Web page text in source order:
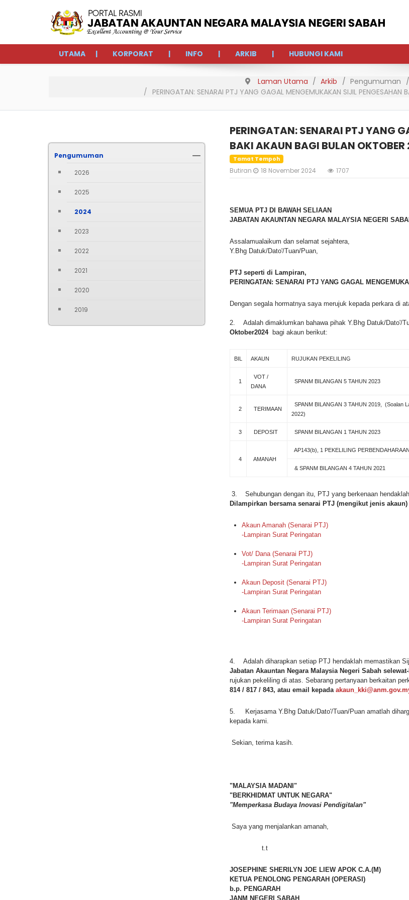
UTAMA KORPORAT INFO ARKIB HUBUNGI KAMI
Laman Utama Arkib Pengumuman
PERINGATAN: SENARAI PTJ YANG GAGAL MENGEMUKAKAN SIJIL
Pengumuman
2026
2025
2024
2023
2022
2021
2020
2019
PERINGATAN: SENARAI PTJ YANG
BAKI AKAUN BAGI BULAN
Tamat Tempoh
Butiran 18 November 2024 1707
SEMUA PTJ DI BAWAH SELIAAN
JABATAN AKAUNTAN NEGARA MALAYSIA NEGERI
Assalamualaikum dan selamat sejahtera,
Y.Bhg Datuk/Dato'/Tuan/Puan,
PTJ seperti di Lampiran,
PERINGATAN: SENARAI PTJ YANG GAGAL
Dengan segala hormatnya saya merujuk kepada perkara di
2. Adalah dimaklumkan bahawa pihak Y.Bhg Datuk/Dato'/
Oktober2024bagi akaun berikut:
BIL AKAUN RUJUKAN PEKELILING
1
VOT /
DANA
SPANM BILANGAN 5 TAHUN 2023
2 TERIMAAN
SPANM BILANGAN 3 TAHUN 2019,
2022)
3 DEPOSIT SPANM BILANGAN 1 TAHUN 2023
4 AMANAH
AP143(b), 1 PEKELILING
& SPANM BILANGAN 4 TAHUN 2021
3. Sehubungan dengan itu, PTJ yang berkenaan
Dilampirkan bersama senarai PTJ (mengikut jenis
Akaun Amanah (Senarai PTJ)
-Lampiran Surat Peringatan
Vot/ Dana (Senarai PTJ)
-Lampiran Surat Peringatan
Akaun Deposit (Senarai PTJ)
-Lampiran Surat Peringatan
Akaun Terimaan (Senarai PTJ)
-Lampiran Surat Peringatan
4. Adalah diharapkan setiap PTJ hendaklah memastikan
Jabatan Akauntan Negara Malaysia Negeri Sabah
rujukan pekeliling di atas. Sebarang pertanyaan berkaitan
814 / 817 / 843, atau email kepada
5. Kerjasama Y.Bhg Datuk/Dato'/Tuan/Puan amatlah
kepada kami.
Sekian, terima kasih.
"MALAYSIA MADANI"
"BERKHIDMAT UNTUK NEGARA"
"Memperkasa Budaya Inovasi Pendigitalan"
Saya yang menjalankan amanah,
t.t
JOSEPHINE SHERILYN JOE LIEW APOK C.A.(M)
KETUA PENOLONG PENGARAH (OPERASI)
b.p. PENGARAH
JANM NEGERI SABAH